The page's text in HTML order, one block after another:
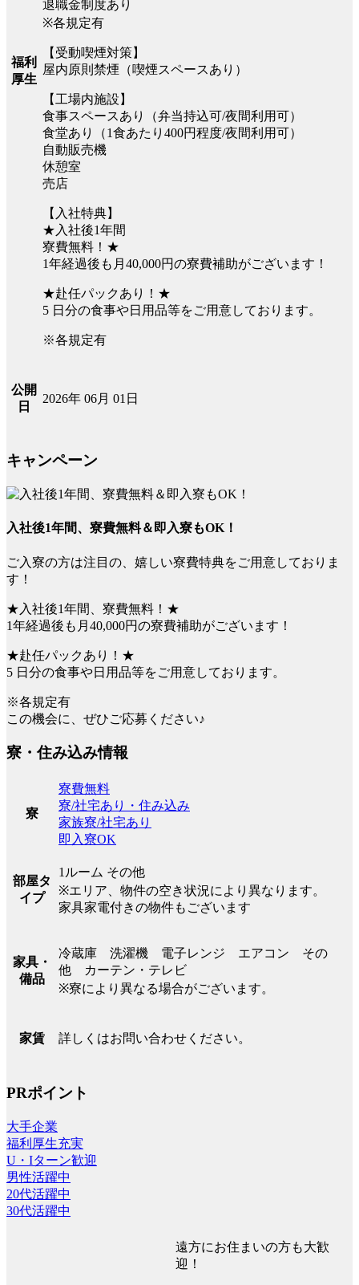
福利
厚生
退職金制度あり
※各規定有
【受動喫煙対策】
屋内原則禁煙（喫煙スペースあり）
【工場内施設】
食事スペースあり（弁当持込可/夜間利用可）
食堂あり（1食あたり400円程度/夜間利用可）
自動販売機
休憩室
売店
【入社特典】
★入社後1年間
寮費無料！★
1年経過後も月40,000円の寮費補助がございます！
★赴任パックあり！★
5 日分の食事や日用品等をご用意しております。
※各規定有
公開
日
2026年 06月 01日
キャンペーン
入社後1年間、寮費無料＆即入寮もOK！
ご入寮の方は注目の、嬉しい寮費特典をご用意しておりま
す！
★入社後1年間、寮費無料！★
1年経過後も月40,000円の寮費補助がございます！
★赴任パックあり！★
5 日分の食事や日用品等をご用意しております。
※各規定有
この機会に、ぜひご応募ください♪
寮・住み込み情報
寮
寮費無料
寮/社宅あり・住み込み
家族寮/社宅あり
即入寮OK
部屋タ
イプ
1ルーム その他
※エリア、物件の空き状況により異なります。
家具家電付きの物件もございます
家具・
備品
冷蔵庫 洗濯機 電子レンジ エアコン その
他 カーテン・テレビ
※寮により異なる場合がございます。
家賃 詳しくはお問い合わせください。
PRポイント
大手企業
福利厚生充実
U・Iターン歓迎
男性活躍中
20代活躍中
30代活躍中
遠方にお住まいの方も大歓
迎！